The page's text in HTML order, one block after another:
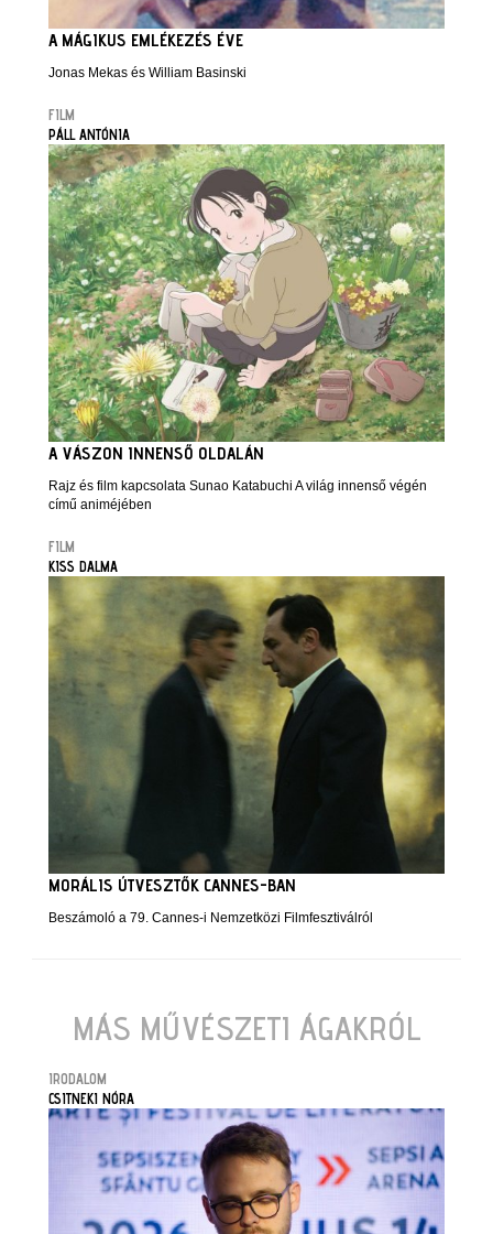
A MÁGIKUS EMLÉKEZÉS ÉVE
Jonas Mekas és William Basinski
FILM
PÁLL ANTÓNIA
A VÁSZON INNENSŐ OLDALÁN
Rajz és film kapcsolata Sunao Katabuchi A világ innenső végén
című animéjében
FILM
KISS DALMA
MORÁLIS ÚTVESZTŐK CANNES-BAN
Beszámoló a 79. Cannes-i Nemzetközi Filmfesztiválról
MÁS MŰVÉSZETI ÁGAKRÓL
IRODALOM
CSITNEKI NÓRA